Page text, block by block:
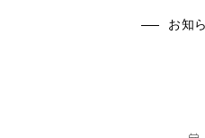
お知